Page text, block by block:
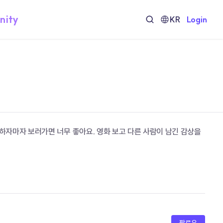
KR Login
마자 보러가면 너무 좋아요. 영화 보고 다른 사람이 남긴 감상을